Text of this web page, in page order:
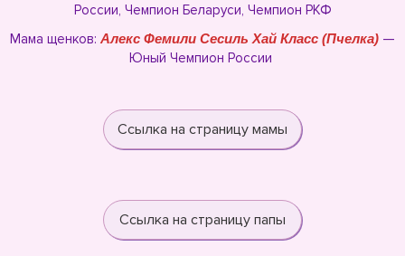
России, Чемпион Беларуси, Чемпион РКФ
Мама щенков: Алекс Фемили Сесиль Хай Класс (Пчелка) —
Юный Чемпион России
Ссылка на страницу мамы
Ссылка на страницу папы